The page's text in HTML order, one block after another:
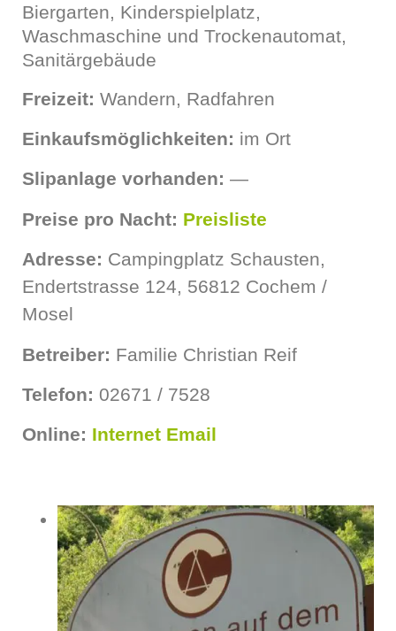
Biergarten, Kinderspielplatz,
Waschmaschine und Trockenautomat,
Sanitärgebäude
Freizeit: Wandern, Radfahren
Einkaufsmöglichkeiten: im Ort
Slipanlage vorhanden: —
Preise pro Nacht: Preisliste
Adresse: Campingplatz Schausten,
Endertstrasse 124, 56812 Cochem /
Mosel
Betreiber: Familie Christian Reif
Telefon: 02671 / 7528
Online: Internet Email